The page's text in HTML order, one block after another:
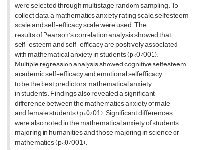
were selected through multistage random sampling. To
collect data, a mathematics anxiety rating scale, selfesteem
scale and self-efficacy scale were used. The
results of Pearson’s correlation analysis showed that
self-esteem and self-efficacy are positively associated
with mathematical anxiety in students (p<0/001).
Multiple regression analysis showed cognitive selfesteem,
academic self-efficacy and emotional selfefficacy
to be the best predictors mathematical anxiety
in students. Findings also revealed a significant
difference between the mathematics anxiety of male
and female students (p<0/01). Significant differences
were also noted in the mathematical anxiety of students
majoring in humanities and those majoring in science or
mathematics (p<0/001).